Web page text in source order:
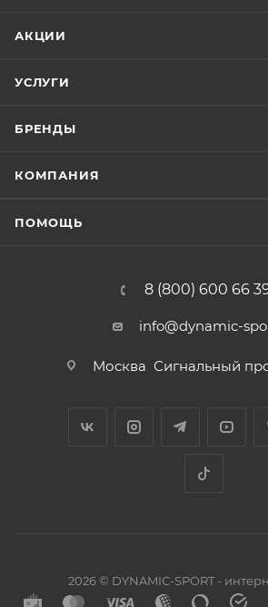
АКЦИИ
УСЛУГИ
БРЕНДЫ
КОМПАНИЯ
ПОМОЩЬ
8 (800) 600 66
info@dynamic-
Москва Сигнальный
2026 © DYNAMIC-SPORT -